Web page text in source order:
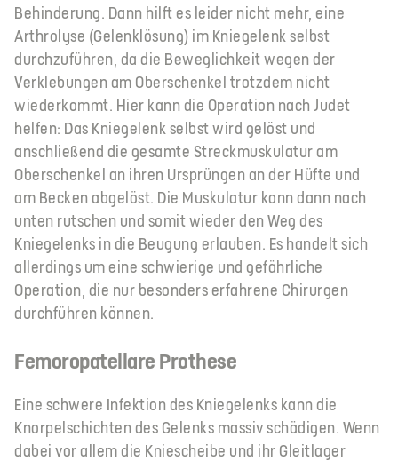
Behinderung. Dann hilft es leider nicht mehr, eine
Arthrolyse (Gelenklösung) im Kniegelenk selbst
durchzuführen, da die Beweglichkeit wegen der
Verklebungen am Oberschenkel trotzdem nicht
wiederkommt. Hier kann die Operation nach Judet
helfen: Das Kniegelenk selbst wird gelöst und
anschließend die gesamte Streckmuskulatur am
Oberschenkel an ihren Ursprüngen an der Hüfte und
am Becken abgelöst. Die Muskulatur kann dann nach
unten rutschen und somit wieder den Weg des
Kniegelenks in die Beugung erlauben. Es handelt sich
allerdings um eine schwierige und gefährliche
Operation, die nur besonders erfahrene Chirurgen
durchführen können.
Femoropatellare Prothese
Eine schwere Infektion des Kniegelenks kann die
Knorpelschichten des Gelenks massiv schädigen. Wenn
dabei vor allem die Kniescheibe und ihr Gleitlager